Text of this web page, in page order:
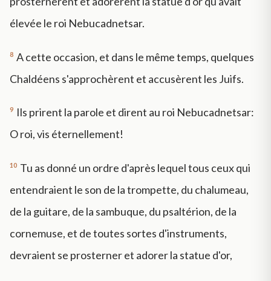
élevée le roi Nebucadnetsar.
8 A cette occasion, et dans le même temps, quelques
Chaldéens s'approchèrent et accusèrent les Juifs.
9 Ils prirent la parole et dirent au roi Nebucadnetsar:
O roi, vis éternellement!
10 Tu as donné un ordre d'après lequel tous ceux qui
entendraient le son de la trompette, du chalumeau,
de la guitare, de la sambuque, du psaltérion, de la
cornemuse, et de toutes sortes d'instruments,
devraient se prosterner et adorer la statue d'or,